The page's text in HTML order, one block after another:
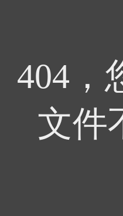
404，
文件